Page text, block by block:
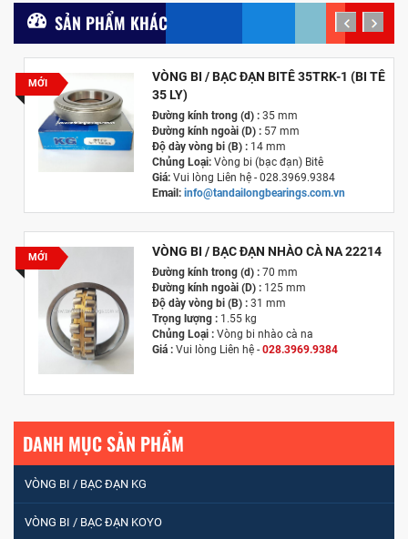
SẢN PHẨM KHÁC
MỚI
VÒNG BI / BẠC ĐẠN BITÊ 35TRK-1 (BI TÊ
35 LY)
Đường kính trong (d) :35 mm
Đường kính ngoài (D) :57 mm
Độ dày vòng bi (B) :14 mm
Chủng Loại: Vòng bi (bạc đạn) Bitê
Giá:Vui lòng Liên hệ - 028.3969.9384
Email: info@tandailongbearings.com.vn
MỚI VÒNG BI / BẠC ĐẠN NHÀO CÀ NA 22214
Đường kính trong (d) :70 mm
Đường kính ngoài (D) :125 mm
Độ dày vòng bi (B) :31 mm
Trọng lượng : 1.55 kg
Chủng Loại : Vòng bi nhào cà na
Giá :Vui lòng Liên hệ - 028.3969.9384
prev next
DANH MỤC SẢN PHẨM
VÒNG BI / BẠC ĐẠN KG
VÒNG BI / BẠC ĐẠN KOYO